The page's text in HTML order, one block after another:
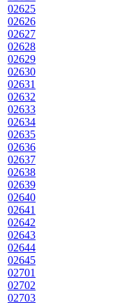
02625
02626
02627
02628
02629
02630
02631
02632
02633
02634
02635
02636
02637
02638
02639
02640
02641
02642
02643
02644
02645
02701
02702
02703